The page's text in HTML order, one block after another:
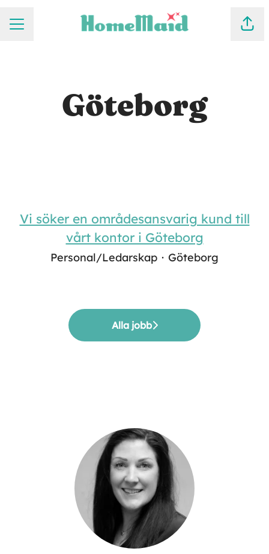
KARRIÄRMENY
Göteborg
Vi söker en områdesansvarig kund till
vårt kontor i Göteborg
Personal/Ledarskap · Göteborg
Alla jobb